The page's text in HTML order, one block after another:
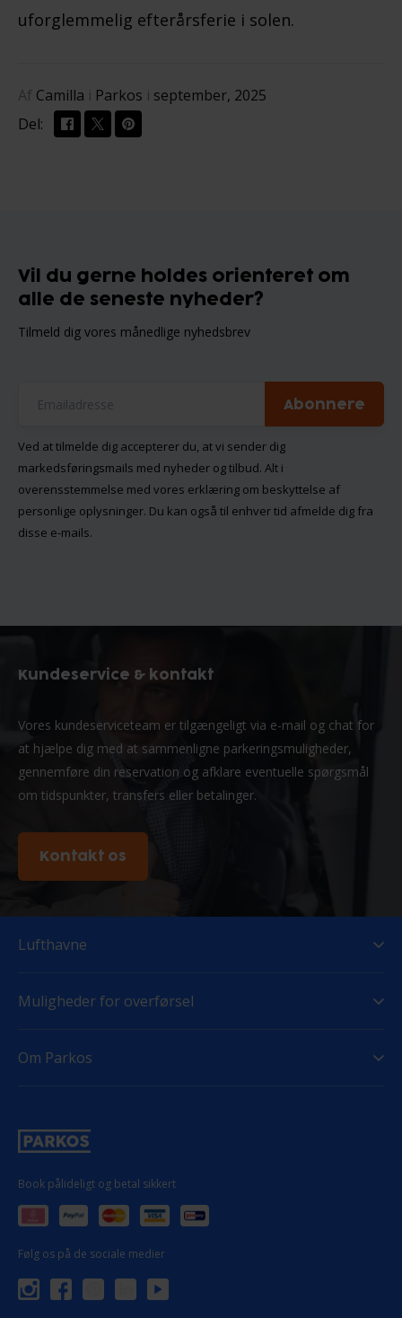
uforglemmelig efterårsferie i solen.
Af Camilla i Parkos i september, 2025
Del:
Vil du gerne holdes orienteret om
alle de seneste nyheder?
Tilmeld dig vores månedlige nyhedsbrev
Abonnere
Ved at tilmelde dig accepterer du, at vi sender dig
markedsføringsmails med nyheder og tilbud. Alt i
overensstemmelse med vores erklæring om beskyttelse af
personlige oplysninger. Du kan også til enhver tid afmelde dig fra
disse e-mails.
Kundeservice & kontakt
Vores kundeserviceteam er tilgængeligt via e-mail og chat for
at hjælpe dig med at sammenligne parkeringsmuligheder,
gennemføre din reservation og afklare eventuelle spørgsmål
om tidspunkter, transfers eller betalinger.
Kontakt os
Book pålideligt og betal sikkert
Følg os på de sociale medier
Lufthavne
Muligheder for overførsel
Om Parkos